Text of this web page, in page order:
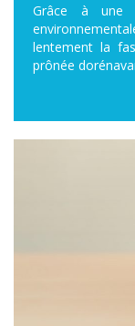
Grâce à une
lentement la
prônée